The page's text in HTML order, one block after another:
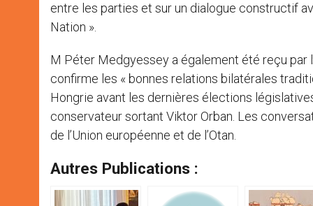
entre les parties et sur un dialogue constructif
Nation ».
M Péter Medgyessey a également été reçu par
confirme les « bonnes relations bilatérales
Hongrie avant les dernières élections
conservateur sortant Viktor Orban. Les
de l’Union européenne et de l’Otan.
Autres Publications :